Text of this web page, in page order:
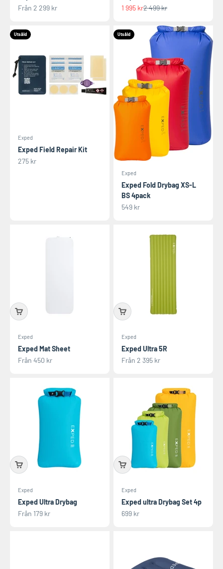
REA-pris
Från 2 299 kr
REA-pris
1 995 krPris
2 499 kr
Utsåld
Exped
Exped Field Repair Kit
REA-pris
275 kr
Utsåld
Exped
Exped Fold Drybag XS-L
BS 4pack
REA-pris
549 kr
Exped
Exped Mat Sheet
REA-pris
Från 450 kr
Exped
Exped Ultra 5R
REA-pris
Från 2 395 kr
Exped
Exped Ultra Drybag
REA-pris
Från 179 kr
Exped
Exped ultra Drybag Set 4p
REA-pris
699 kr